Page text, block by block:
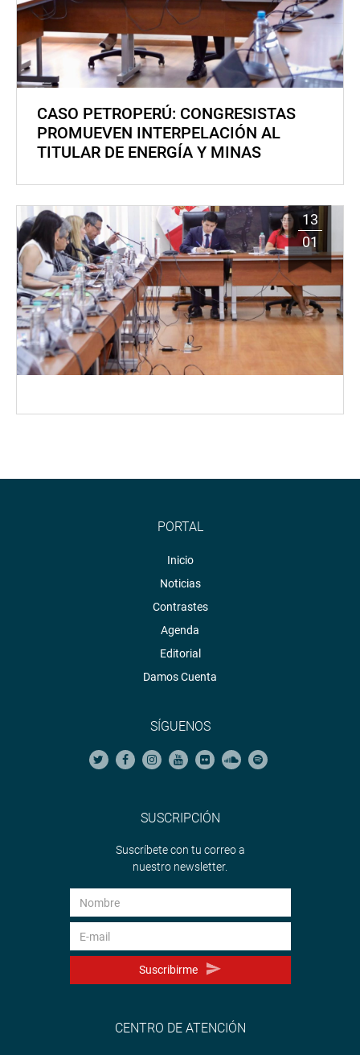
CASO PETROPERÚ: CONGRESISTAS
PROMUEVEN INTERPELACIÓN AL
TITULAR DE ENERGÍA Y MINAS
13
01
PORTAL
Inicio
Noticias
Contrastes
Agenda
Editorial
Damos Cuenta
SÍGUENOS
SUSCRIPCIÓN
Suscríbete con tu correo a
nuestro newsletter.
Suscribirme
CENTRO DE ATENCIÓN